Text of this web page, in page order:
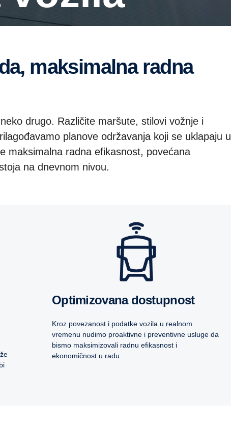
drugo. Različite maršute, stilovi vožnje i
planove održavanja koji se uklapaju u
maksimalna radna efikasnost, povećana
na dnevnom nivou.
Optimizovana dostupnost
Kroz povezanost i podatke vozila u realnom
vremenu nudimo proaktivne i preventivne usluge da
bismo maksimizovali radnu efikasnost i
ekonomičnost u radu.